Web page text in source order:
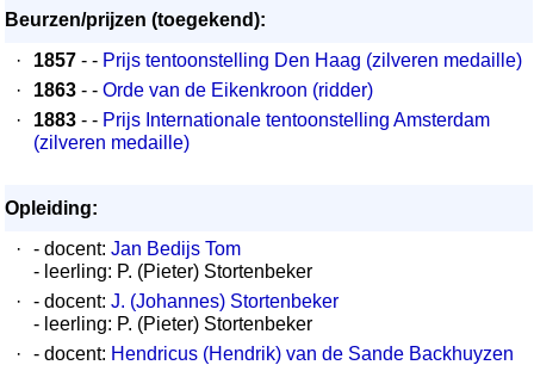
Beurzen/prijzen (toegekend):
·
1857 - - Prijs tentoonstelling Den Haag (zilveren medaille)
·
1863 - - Orde van de Eikenkroon (ridder)
·
1883 - - Prijs Internationale tentoonstelling Amsterdam
(zilveren medaille)
Opleiding:
·
- docent: Jan Bedijs Tom
- leerling: P. (Pieter) Stortenbeker
·
- docent: J. (Johannes) Stortenbeker
- leerling: P. (Pieter) Stortenbeker
·
- docent: Hendricus (Hendrik) van de Sande Backhuyzen